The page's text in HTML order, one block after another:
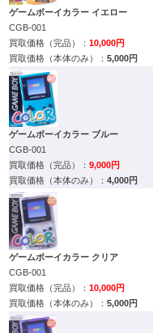
ゲームボーイカラー イエロー
CGB-001
10,000円
5,000円
ゲームボーイカラー ブルー
CGB-001
9,000円
4,000円
ゲームボーイカラー クリア
CGB-001
10,000円
5,000円